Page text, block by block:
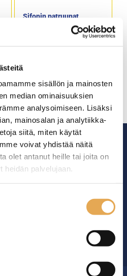
sisällön ja mainosten
median ominaisuuksien
analysoimiseen. Lisäksi
mainosalan ja analytiikka-
siitä, miten käytät
voivat yhdistää näitä
olet antanut heille tai joita on
heidän palvelujaan.
Sifonin patruunat
Parasta ennen 5v
valmistuspäivästä
ympäri Suomen